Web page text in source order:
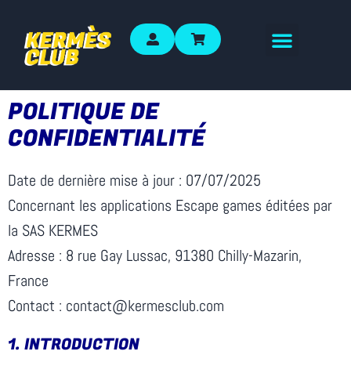
POLITIQUE DE
CONFIDENTIALITÉ
Date de dernière mise à jour : 07/07/2025
Concernant les applications Escape games éditées par
la SAS KERMES
Adresse : 8 rue Gay Lussac, 91380 Chilly-Mazarin,
France
Contact : contact@kermesclub.com
1.⁠ ⁠INTRODUCTION